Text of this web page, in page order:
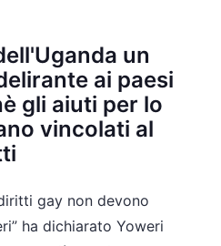
un
ai paesi
gli aiuti per lo
vincolati al
gay non devono
ha dichiarato Yoweri